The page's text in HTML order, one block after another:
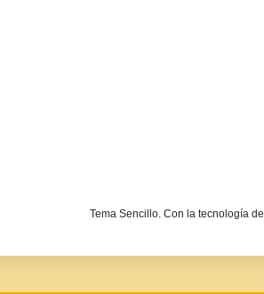
Tema Sencillo. Con la tecnología de